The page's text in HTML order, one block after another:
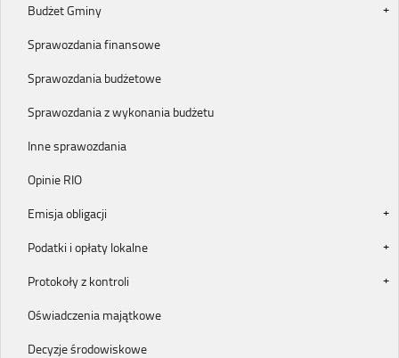
Budżet Gminy
Sprawozdania finansowe
Sprawozdania budżetowe
Sprawozdania z wykonania budżetu
Inne sprawozdania
Opinie RIO
Emisja obligacji
Podatki i opłaty lokalne
Protokoły z kontroli
Oświadczenia majątkowe
Decyzje środowiskowe